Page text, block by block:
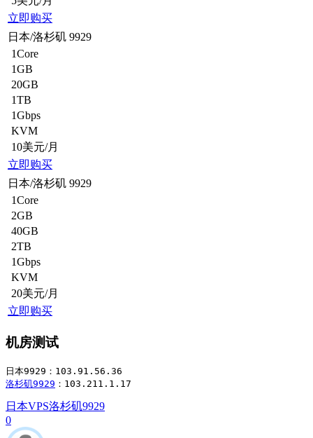
立即购买
日本/洛杉矶 9929
1Core
1GB
20GB
1TB
1Gbps
KVM
10美元/月
立即购买
日本/洛杉矶 9929
1Core
2GB
40GB
2TB
1Gbps
KVM
20美元/月
立即购买
机房测试
洛杉矶9929 ：103.211.1.17
日本VPS洛杉矶9929
0